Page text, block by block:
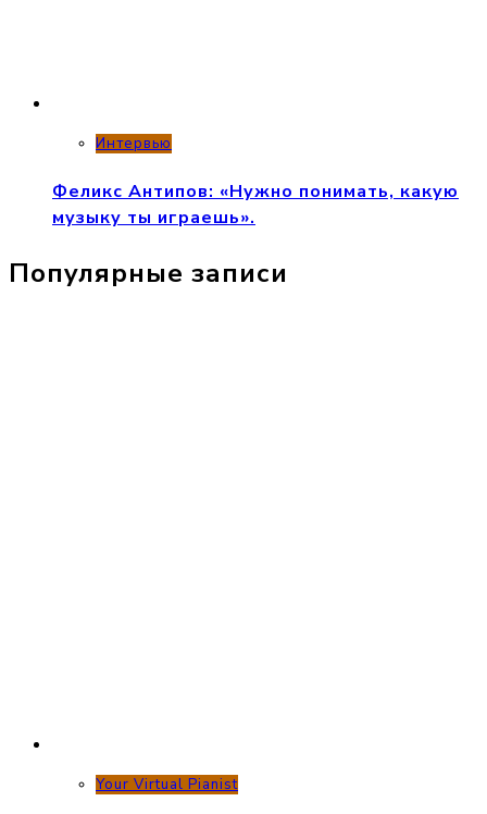
Интервью
Феликс Антипов: «Нужно понимать, какую
музыку ты играешь».
Популярные записи
Your Virtual Pianist